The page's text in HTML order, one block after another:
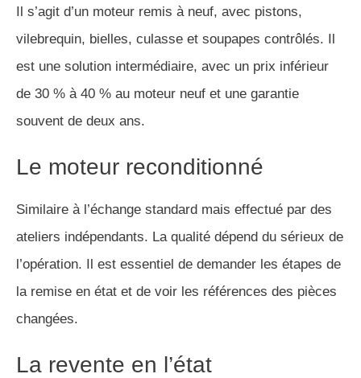
Il s’agit d’un moteur remis à neuf, avec pistons,
vilebrequin, bielles, culasse et soupapes contrôlés. Il
est une solution intermédiaire, avec un prix inférieur
de 30 % à 40 % au moteur neuf et une garantie
souvent de deux ans.
Le moteur reconditionné
Similaire à l’échange standard mais effectué par des
ateliers indépendants. La qualité dépend du sérieux de
l’opération. Il est essentiel de demander les étapes de
la remise en état et de voir les références des pièces
changées.
La revente en l’état